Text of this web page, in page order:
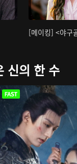
[메이킹] <야구
신의 한 수